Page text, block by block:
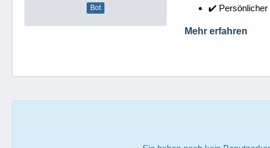
Bot
✔️ Persönlicher
Mehr erfahren